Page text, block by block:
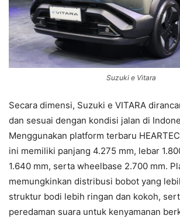
Suzuki e Vitara
Secara dimensi, Suzuki e VITARA
dan sesuai dengan kondisi jalan di
Menggunakan platform terbaru
ini memiliki panjang 4.275 mm, lebar
1.640 mm, serta wheelbase 2.700 mm.
memungkinkan distribusi bobot yang
struktur bodi lebih ringan dan kokoh,
peredaman suara untuk kenyamanan